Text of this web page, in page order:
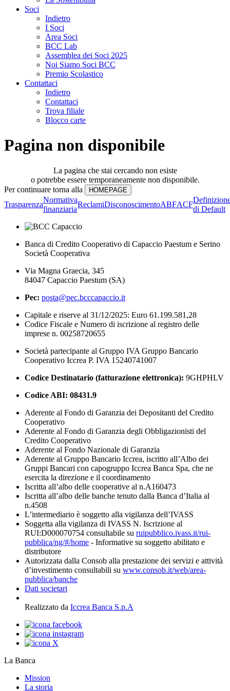
Soci
Indietro
I Soci
Area Soci
BCC Lab
Assemblea dei Soci 2025
Noi Siamo Soci BCC
Premio Scolastico
Contattaci
Indietro
Contattaci
Trova filiale
Blocco carte
Pagina non disponibile
La pagina che stai cercando non esiste
o potrebbe essere temporaneamente non disponibile.
Per continuare torna alla
Trasparenza
Normativa
finanziaria
ReclamiDisconoscimentoABFACF
di Default
Banca di Credito Cooperativo di Capaccio Paestum e Serino
Società Cooperativa
Via Magna Graecia, 345
84047 Capaccio Paestum (SA)
Pec: posta@pec.bcccapaccio.it
Capitale e riserve al 31/12/2025: Euro 61.199.581,28
Codice Fiscale e Numero di iscrizione al registro delle
imprese n. 00258720655
Società partecipante al Gruppo IVA Gruppo Bancario
Cooperativo Iccrea P. IVA 15240741007
Codice Destinatario (fatturazione elettronica): 9GHPHLV
Codice ABI: 08431.9
Aderente al Fondo di Garanzia dei Depositanti del Credito
Cooperativo
Aderente al Fondo di Garanzia degli Obbligazionisti del
Credito Cooperativo
Aderente al Fondo Nazionale di Garanzia
Aderente al Gruppo Bancario Iccrea, iscritto all’Albo dei
Gruppi Bancari con capogruppo Iccrea Banca Spa, che ne
esercita la direzione e il coordinamento
Iscritta all’albo delle cooperative al n.A160473
Iscritta all’albo delle banche tenuto dalla Banca d’Italia al
n.4508
L’intermediario è soggetto alla vigilanza dell’IVASS
Soggetta alla vigilanza di IVASS N. Iscrizione al
RUI:D000070754 consultabile su ruipubblico.ivass.it/rui-
pubblica/ng/#/home - Informative su soggetto abilitato e
distributore
Autorizzata dalla Consob alla prestazione dei servizi e attività
d’investimento consultabili su www.consob.it/web/area-
pubblica/banche
Dati societari
Realizzato da Iccrea Banca S.p.A
La Banca
Mission
La storia